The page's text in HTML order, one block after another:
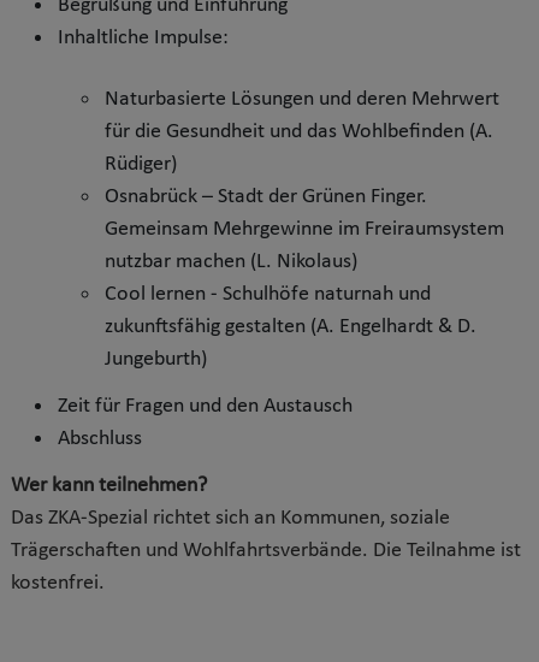
Begrüßung und Einführung
Inhaltliche Impulse:
Naturbasierte Lösungen und deren Mehrwert
für die Gesundheit und das Wohlbefinden (A.
Rüdiger)
Osnabrück – Stadt der Grünen Finger.
Gemeinsam Mehrgewinne im Freiraumsystem
nutzbar machen (L. Nikolaus)
Cool lernen - Schulhöfe naturnah und
zukunftsfähig gestalten (A. Engelhardt & D.
Jungeburth)
Zeit für Fragen und den Austausch
Abschluss
Wer kann teilnehmen?
Das ZKA-Spezial richtet sich an Kommunen, soziale
Trägerschaften und Wohlfahrtsverbände. Die Teilnahme ist
kostenfrei.